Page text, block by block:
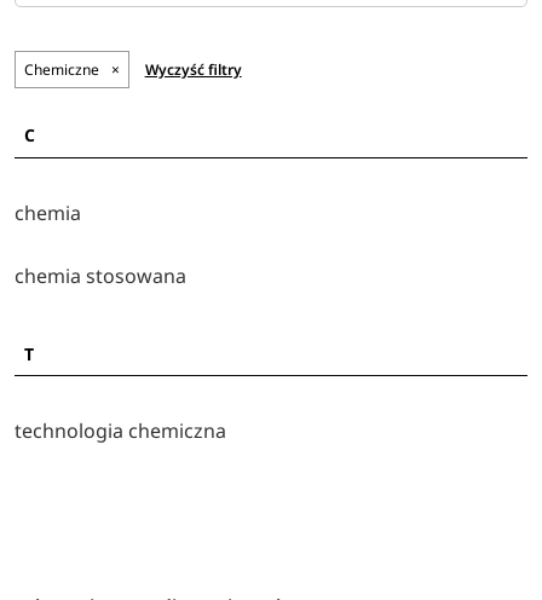
Chemiczne × Wyczyść filtry
C
chemia
chemia stosowana
T
technologia chemiczna